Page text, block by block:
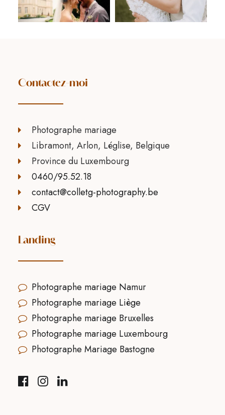
Contactez-moi
Photographe mariage
Libramont, Arlon, Léglise, Belgique
Province du Luxembourg
0460/95.52.18
contact@colletg-photography.be
CGV
Landing
Photographe mariage Namur
Photographe mariage Liège
Photographe mariage Bruxelles
Photographe mariage Luxembourg
Photographe Mariage Bastogne